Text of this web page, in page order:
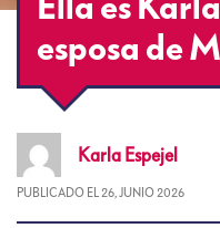
esposa de
Karla Espejel
PUBLICADO EL 26, JUNIO 2026